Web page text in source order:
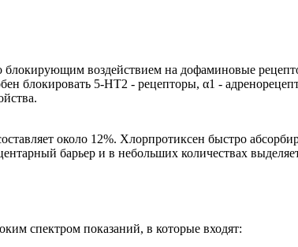
блокирующим воздействием на дофаминовые
блокировать 5-НТ2 - рецепторы, α1 -
около 12%. Хлорпротиксен быстро
барьер и в небольших количествах
спектром показаний, в которые входят: